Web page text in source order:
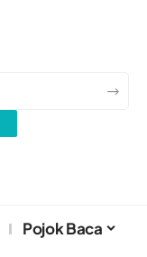
Pojok Baca